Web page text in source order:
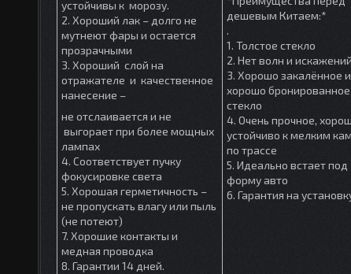
устойчивы к морозу.
2. Хороший лак – долго не
мутнеют фары и остается
прозрачными
3. Хороший слой на
отражателе и качественное
нанесение –
не отслаивается и не
выгорает при более мощных
лампах
4. Соответствует пучку
фокусировке света
5. Хорошая герметичность –
не пропускать влагу или пыль
(не потеют)
7. Хорошие контакты и
медная проводка
8. Гарантии 14 дней.
дешевым Китаем:*
.
1. Толстое стекло
2. Нет волн и искажений
3. Хорошо закалённое и
хорошо бронированное
стекло
4. Очень прочное,
устойчиво к мелким
по трассе
5. Идеально встает под
форму авто
6. Гарантия на